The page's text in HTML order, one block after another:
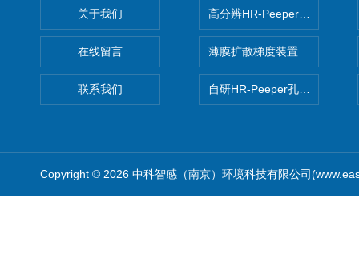
关于我们
在线留言
联系我们
高分辨HR-Peeper采样器孔隙
薄膜扩散梯度装置 Agl DGT
自研HR-Peeper孔隙水采样器
Copyright © 2026 中科智感（南京）环境科技有限公司